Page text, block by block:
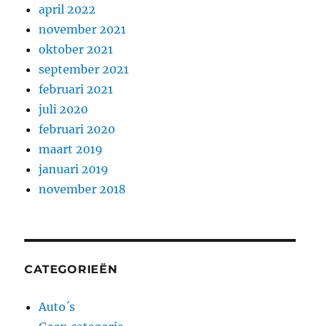
april 2022
november 2021
oktober 2021
september 2021
februari 2021
juli 2020
februari 2020
maart 2019
januari 2019
november 2018
CATEGORIEËN
Auto´s